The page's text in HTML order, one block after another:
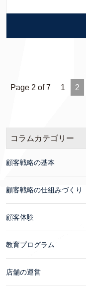
Page 2 of 7 1 2
コラムカテゴリー
顧客戦略の基本
顧客戦略の仕組みづくり
顧客体験
教育プログラム
店舗の運営